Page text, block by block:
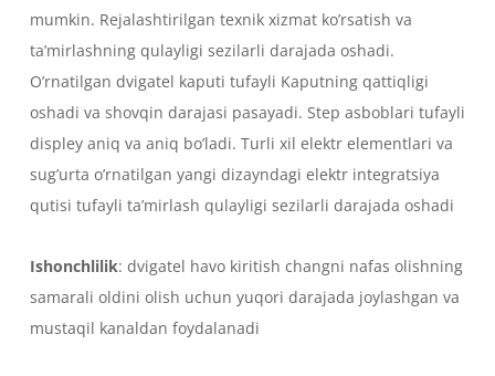
mumkin. Rejalashtirilgan texnik xizmat ko’rsatish va
ta’mirlashning qulayligi sezilarli darajada oshadi.
O’rnatilgan dvigatel kaputi tufayli Kaputning qattiqligi
oshadi va shovqin darajasi pasayadi. Step asboblari tufayli
displey aniq va aniq bo’ladi. Turli xil elektr elementlari va
sug’urta o’rnatilgan yangi dizayndagi elektr integratsiya
qutisi tufayli ta’mirlash qulayligi sezilarli darajada oshadi
Ishonchlilik: dvigatel havo kiritish changni nafas olishning
samarali oldini olish uchun yuqori darajada joylashgan va
mustaqil kanaldan foydalanadi